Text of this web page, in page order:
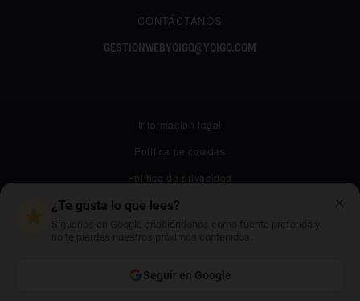
CONTÁCTANOS
GESTIONWEBYOIGO@YOIGO.COM
Información legal
Política de cookies
Política de privacidad
Canal ético
Contacto
¿Te gusta lo que lees?
Seguir en Google